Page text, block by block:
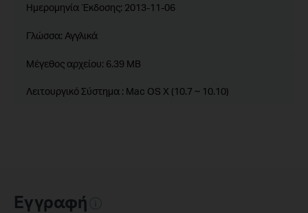
Ημερομηνία Έκδοσης: 2013-11-06
Γλώσσα: Αγγλικά
Μέγεθος αρχείου: 6.39 MB
Λειτουργικό Σύστημα : Mac OS X (10.7 ~ 10.10)
Εγγραφή